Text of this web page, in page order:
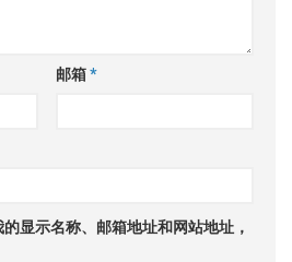
邮箱*
显示名称、邮箱地址和网站地址，